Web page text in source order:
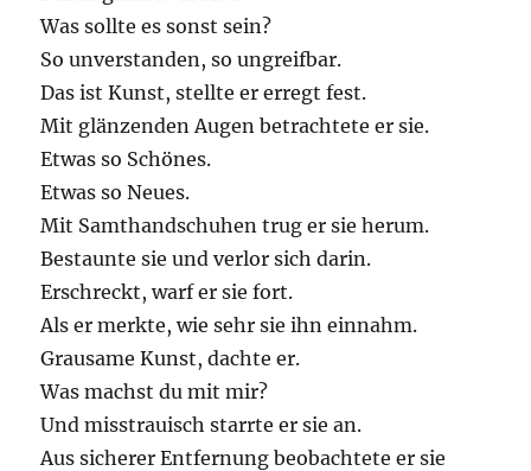
Was sollte es sonst sein?
So unverstanden, so ungreifbar.
Das ist Kunst, stellte er erregt fest.
Mit glänzenden Augen betrachtete er sie.
Etwas so Schönes.
Etwas so Neues.
Mit Samthandschuhen trug er sie herum.
Bestaunte sie und verlor sich darin.
Erschreckt, warf er sie fort.
Als er merkte, wie sehr sie ihn einnahm.
Grausame Kunst, dachte er.
Was machst du mit mir?
Und misstrauisch starrte er sie an.
Aus sicherer Entfernung beobachtete er sie